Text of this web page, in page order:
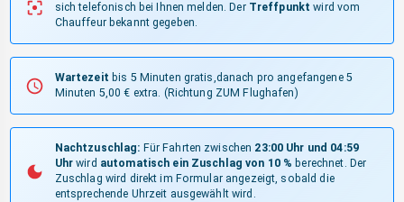
sich telefonisch bei Ihnen melden. Der Treffpunkt wird vom
Chauffeur bekannt gegeben.
Wartezeit bis 5 Minuten gratis,danach pro angefangene 5
Minuten 5,00 € extra. (Richtung ZUM Flughafen)
Nachtzuschlag: Für Fahrten zwischen 23:00 Uhr und 04:59
Uhr wird automatisch ein Zuschlag von 10 % berechnet. Der
Zuschlag wird direkt im Formular angezeigt, sobald die
entsprechende Uhrzeit ausgewählt wird.